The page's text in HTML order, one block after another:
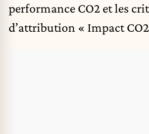
performance CO2 et les
d’attribution « Impact